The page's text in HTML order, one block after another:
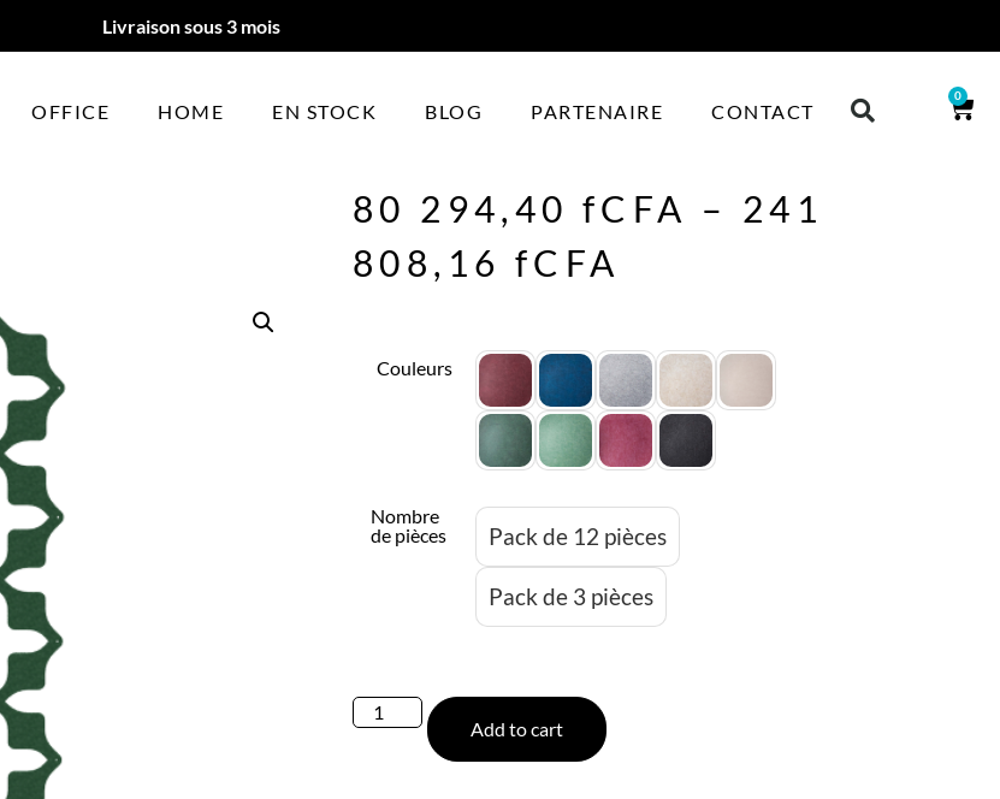
Livraison sous 3 mois
OFFICE HOME EN STOCK BLOG PARTENAIRE CONTACT
0
80 294,40 fCFA – 241
808,16 fCFA
Couleurs
Nombre
de pièces
Pack de 12 pièces
Pack de 3 pièces
Add to cart